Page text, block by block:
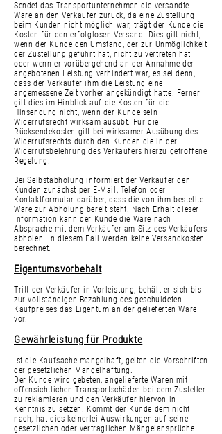
Sendet das Transportunternehmen die versandte
Ware an den Verkäufer zurück, da eine Zustellung
beim Kunden nicht möglich war, trägt der Kunde die
Kosten für den erfolglosen Versand. Dies gilt nicht,
wenn der Kunde den Umstand, der zur Unmöglichkeit
der Zustellung geführt hat, nicht zu vertreten hat
oder wenn er vorübergehend an der Annahme der
angebotenen Leistung verhindert war, es sei denn,
dass der Verkäufer ihm die Leistung eine
angemessene Zeit vorher angekündigt hatte. Ferner
gilt dies im Hinblick auf die Kosten für die
Hinsendung nicht, wenn der Kunde sein
Widerrufsrecht wirksam ausübt. Für die
Rücksendekosten gilt bei wirksamer Ausübung des
Widerrufsrechts durch den Kunden die in der
Widerrufsbelehrung des Verkäufers hierzu getroffene
Regelung.
Bei Selbstabholung informiert der Verkäufer den
Kunden zunächst per E-Mail, Telefon oder
Kontaktformular darüber, dass die von ihm bestellte
Ware zur Abholung bereit steht. Nach Erhalt dieser
Information kann der Kunde die Ware nach
Absprache mit dem Verkäufer am Sitz des Verkäufers
abholen. In diesem Fall werden keine Versandkosten
berechnet.
Eigentumsvorbehalt
Tritt der Verkäufer in Vorleistung, behält er sich bis
zur vollständigen Bezahlung des geschuldeten
Kaufpreises das Eigentum an der gelieferten Ware
vor.
Gewährleistung für Produkte
Ist die Kaufsache mangelhaft, gelten die Vorschriften
der gesetzlichen Mängelhaftung.
Der Kunde wird gebeten, angelieferte Waren mit
offensichtlichen Transportschäden bei dem Zusteller
zu reklamieren und den Verkäufer hiervon in
Kenntnis zu setzen. Kommt der Kunde dem nicht
nach, hat dies keinerlei Auswirkungen auf seine
gesetzlichen oder vertraglichen Mängelansprüche.